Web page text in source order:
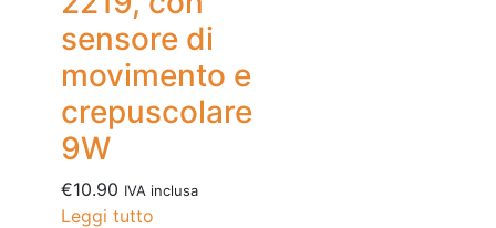
sensore di
movimento e
crepuscolare
9W
€10.90 IVA inclusa
Leggi tutto